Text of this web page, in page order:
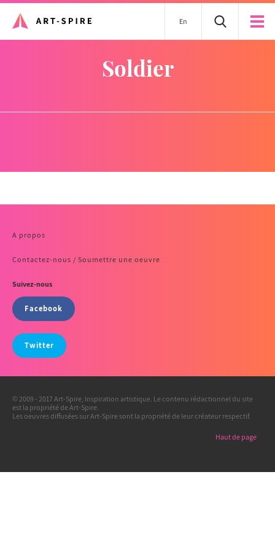
En
soldier
A propos
Contactez-nous / Soumettre une oeuvre
Suivez-nous
Facebook
Twitter
© 2009 - 2017 Art-Spire, Inspiration artistique. Le contenu rédactionnel du site
est la propriété de Art-Spire.
Les oeuvres diffusées sur Art-Spire sont la propriété de leur créateur respectif.
Haut de page